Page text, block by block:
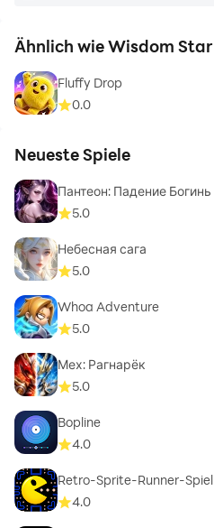
Ähnlich wie Wisdom Star
Fluffy Drop
0.0
Neueste Spiele
Пантеон: Падение Богинь
5.0
Небесная сага
5.0
Whoa Adventure
5.0
Мех: Рагнарёк
5.0
Bopline
4.0
Retro-Sprite-Runner-Spiel
4.0